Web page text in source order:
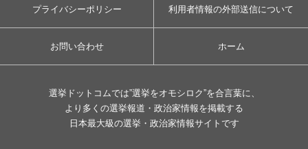
プライバシーポリシー 利用者情報の外部送信について
お問い合わせ ホーム
選挙ドットコムでは”選挙をオモシロク”を合言葉に、
より多くの選挙報道・政治家情報を掲載する
日本最大級の選挙・政治家情報サイトです